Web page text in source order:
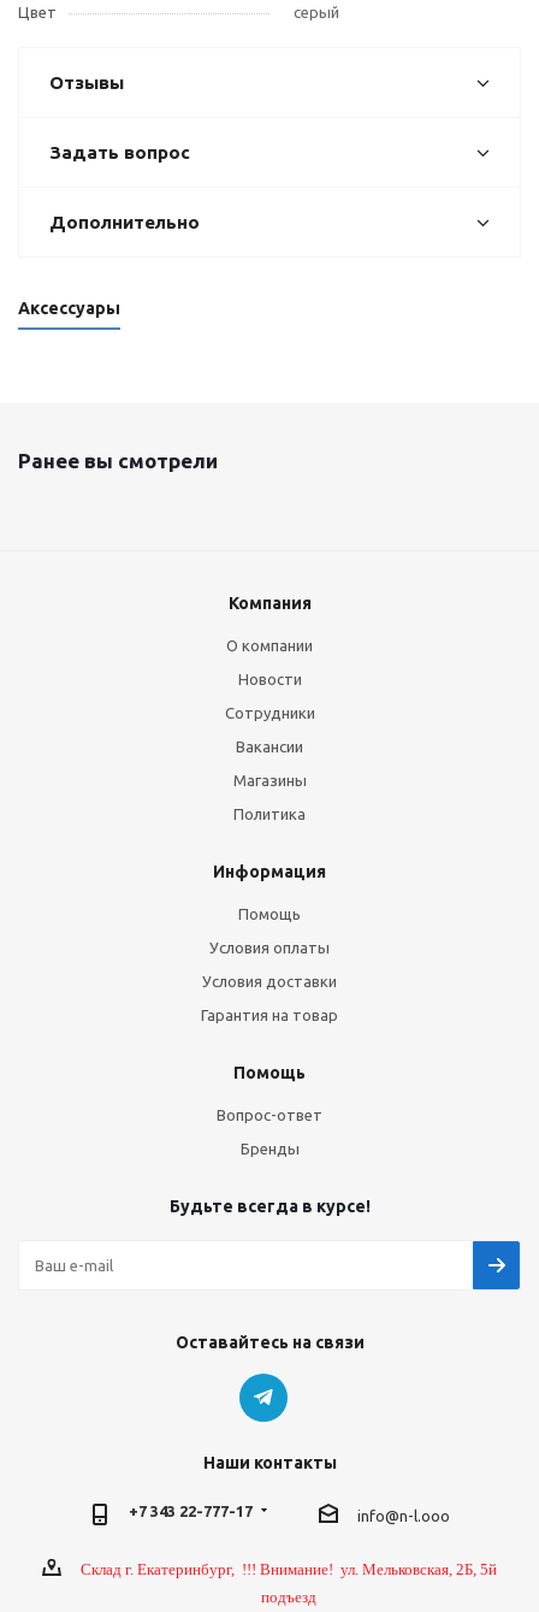
Цвет
серый
Отзывы
Задать вопрос
Дополнительно
Аксессуары
Ранее вы смотрели
Компания
О компании
Новости
Сотрудники
Вакансии
Магазины
Политика
Информация
Помощь
Условия оплаты
Условия доставки
Гарантия на товар
Помощь
Вопрос-ответ
Бренды
Будьте всегда в курсе!
Оставайтесь на связи
Наши контакты
+7 343 22-777-17 info@n-l.ooo
Склад г. Екатеринбург, !!! Внимание! ул. Мельковская, 2Б, 5й
подъезд